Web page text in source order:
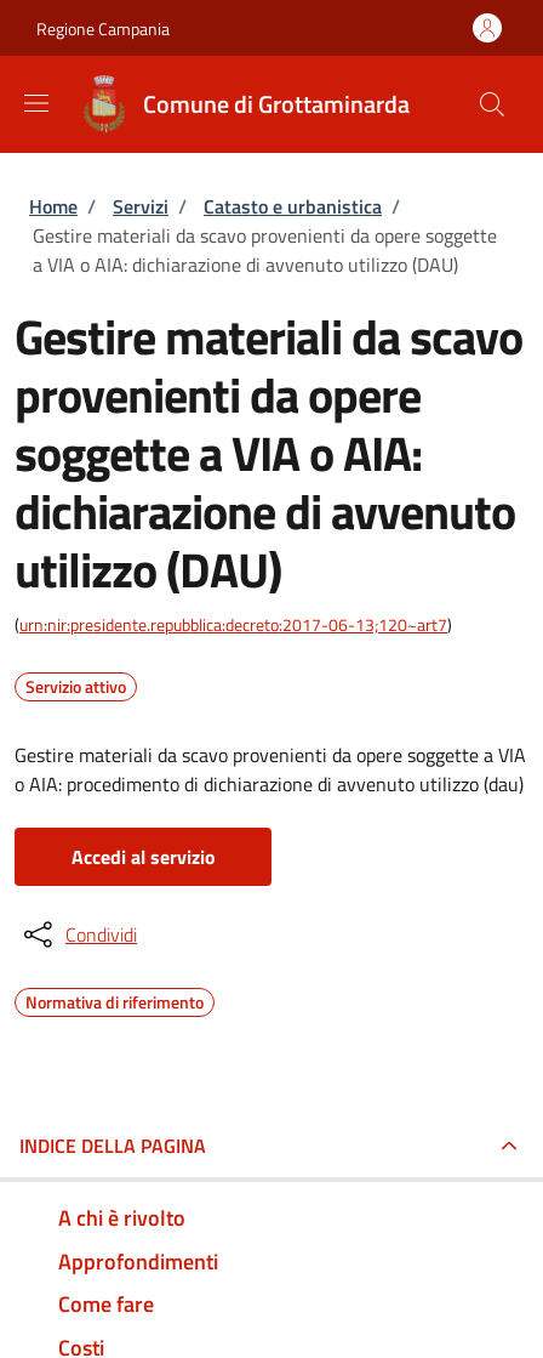
Regione Campania
Comune di Grottaminarda
Briciole di pane
Home / Servizi / Catasto e urbanistica /
Gestire materiali da scavo provenienti da opere soggette
a VIA o AIA: dichiarazione di avvenuto utilizzo (DAU)
Gestire materiali da scavo
provenienti da opere
soggette a VIA o AIA:
dichiarazione di avvenuto
utilizzo (DAU)
(urn:nir:presidente.repubblica:decreto:2017-06-13;120~art7)
Servizio attivo
Gestire materiali da scavo provenienti da opere soggette a VIA
o AIA: procedimento di dichiarazione di avvenuto utilizzo (dau)
Accedi al servizio
Condividi
Normativa di riferimento
INDICE DELLA PAGINA
A chi è rivolto
Approfondimenti
Come fare
Costi